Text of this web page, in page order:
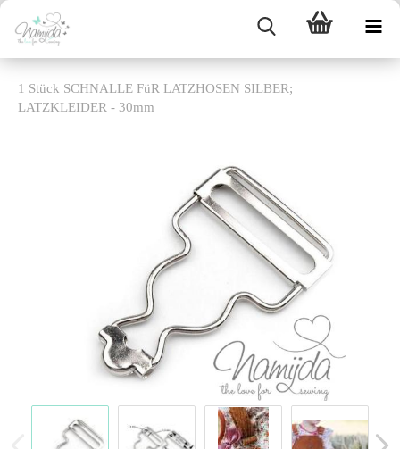
1 Stück SCHNALLE FüR LATZHOSEN SILBER;
LATZKLEIDER - 30mm